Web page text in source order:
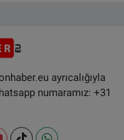
ayrıcalığıyla
numaramız: +31